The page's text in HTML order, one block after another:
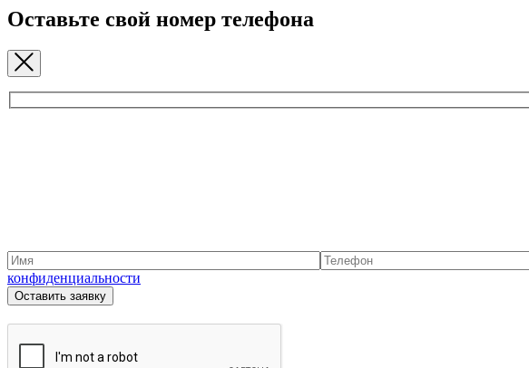
Оставьте свой номер телефона
конфиденциальности